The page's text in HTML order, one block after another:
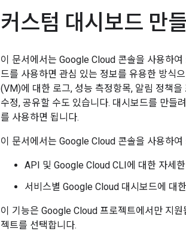
커스텀 대시보드 만
이 문서에서는 Google Cloud 콘솔을 사용하
드를 사용하면 관심 있는 정보를 유용한 방식
(VM)에 대한 로그, 성능 측정항목, 알림 정책
수정, 공유할 수도 있습니다. 대시보드를 만
를 사용하면 됩니다.
이 문서에서는 Google Cloud 콘솔을 사용하
API 및 Google Cloud CLI에 대한 자세
서비스별 Google Cloud 대시보드에 대
이 기능은 Google Cloud 프로젝트에서만 지원
젝트를 선택합니다.